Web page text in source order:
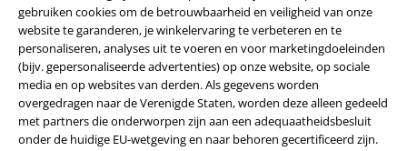
gebruiken cookies om de betrouwbaarheid en veiligheid van onze
website te garanderen, je winkelervaring te verbeteren en te
personaliseren, analyses uit te voeren en voor marketingdoeleinden
(bijv. gepersonaliseerde advertenties) op onze website, op sociale
media en op websites van derden. Als gegevens worden
overgedragen naar de Verenigde Staten, worden deze alleen gedeeld
met partners die onderworpen zijn aan een adequaatheidsbesluit
onder de huidige EU-wetgeving en naar behoren gecertificeerd zijn.